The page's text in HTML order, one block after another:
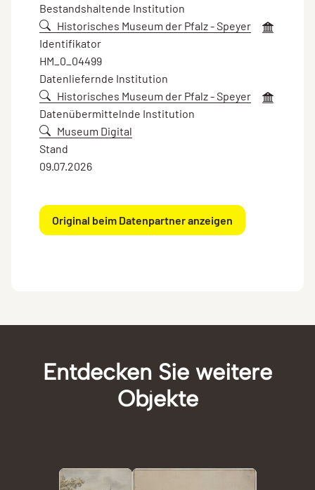
Bestandshaltende Institution
Historisches Museum der Pfalz - Speyer
Identifikator
HM_0_04499
Datenliefernde Institution
Historisches Museum der Pfalz - Speyer
Datenübermittelnde Institution
Museum Digital
Stand
09.07.2026
Original beim Datenpartner anzeigen
Entdecken Sie weitere
Objekte